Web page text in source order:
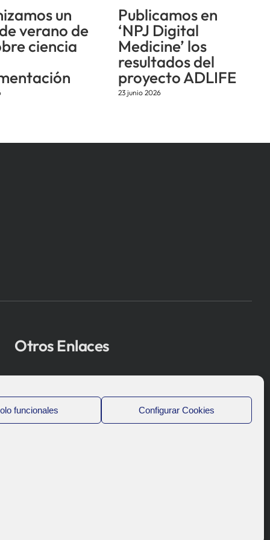
funcionales Configurar Cookies
un
verano de
ciencia
Publicamos en
‘NPJ Digital
Medicine’ los
resultados del
proyecto ADLIFE
23 junio 2026
Otros Enlaces
Bioef
Gobierno Vasco